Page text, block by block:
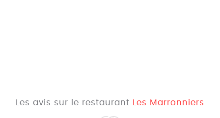
Les avis sur le restaurant Les Marronniers